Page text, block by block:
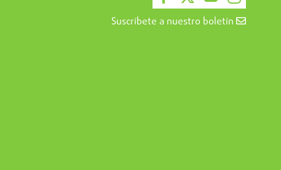
Suscríbete a nuestro boletín